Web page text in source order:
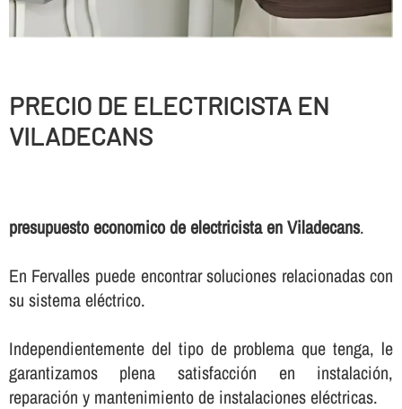
PRECIO DE ELECTRICISTA EN
VILADECANS
presupuesto economico de electricista en Viladecans.
En Fervalles puede encontrar soluciones relacionadas con
su sistema eléctrico.
Independientemente del tipo de problema que tenga, le
garantizamos plena satisfacción en instalación,
reparación y mantenimiento de instalaciones eléctricas.